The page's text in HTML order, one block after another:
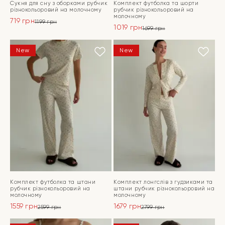
Сукня для сну з оборками рубчик
різнокольоровий на молочному
1199грн
1199 грн.
719 грн
719 грн.
ПЕРЕЙТИ
Комплект футболка та шорти
рубчик різнокольоровий на
молочному
1699грн
ціна:
1699 грн.
1019 грн
ціна:
1019 грн.
ПЕРЕЙТИ
New
Комплект футболка та штани
рубчик різнокольоровий на
молочному
2599грн
ціна:
1559 грн
ціна:
New
Комплект лонгслів з гудзиками та
штани рубчик різнокольоровий на
молочному
2799грн
ціна:
1679 грн
ціна: